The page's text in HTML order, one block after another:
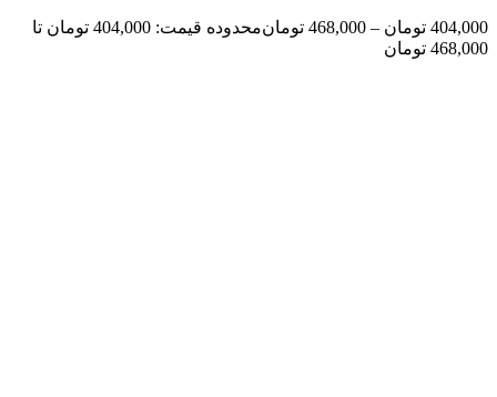
404,000 تومان –
468,000 تومان
محدوده قیمت: 404,000 تومان تا
468,000 تومان